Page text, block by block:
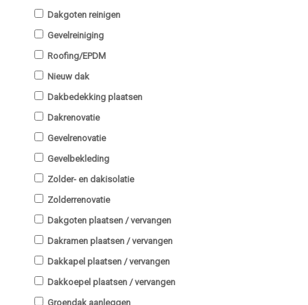
Dakgoten reinigen
Gevelreiniging
Roofing/EPDM
Nieuw dak
Dakbedekking plaatsen
Dakrenovatie
Gevelrenovatie
Gevelbekleding
Zolder- en dakisolatie
Zolderrenovatie
Dakgoten plaatsen / vervangen
Dakramen plaatsen / vervangen
Dakkapel plaatsen / vervangen
Dakkoepel plaatsen / vervangen
Groendak aanleggen